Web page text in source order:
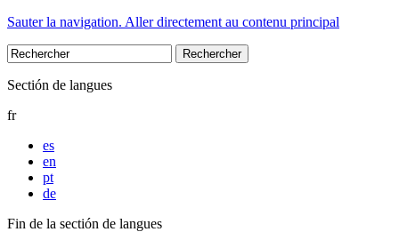
Sauter la navigation. Aller directement au contenu principal
Sectión de langues
fr
es
en
pt
de
Fin de la sectión de langues